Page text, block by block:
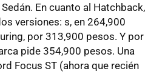
En cuanto al Hatchback,
versiones: s, en 264,900
por 313,900 pesos. Y por
pide 354,900 pesos. Una
Focus ST (ahora que recién